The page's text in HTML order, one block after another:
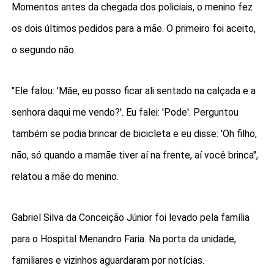
Momentos antes da chegada dos policiais, o menino fez
os dois últimos pedidos para a mãe. O primeiro foi aceito,
o segundo não.
"Ele falou: 'Mãe, eu posso ficar ali sentado na calçada e a
senhora daqui me vendo?'. Eu falei: 'Pode'. Perguntou
também se podia brincar de bicicleta e eu disse: 'Oh filho,
não, só quando a mamãe tiver aí na frente, aí você brinca",
relatou a mãe do menino.
Gabriel Silva da Conceição Júnior foi levado pela família
para o Hospital Menandro Faria. Na porta da unidade,
familiares e vizinhos aguardaram por notícias.